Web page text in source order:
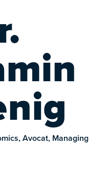
Avocat, Managing